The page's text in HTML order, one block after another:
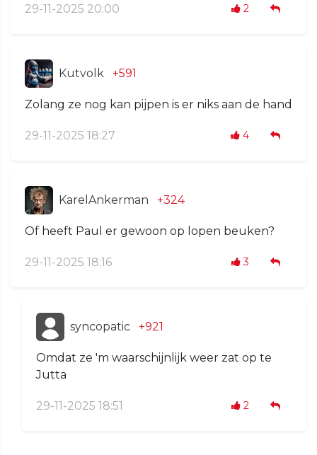
29-11-2025 20:00 2
Kutvolk +591
Zolang ze nog kan pijpen is er niks aan de hand
29-11-2025 18:27 4
KarelAnkerman +324
Of heeft Paul er gewoon op lopen beuken?
29-11-2025 18:16 3
syncopatic +921
Omdat ze 'm waarschijnlijk weer zat op te
Jutta
29-11-2025 18:51 2